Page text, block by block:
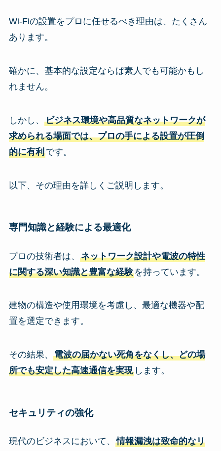
Wi-Fiの設置をプロに任せるべき理由は、たくさん
あります。
確かに、基本的な設定ならば素人でも可能かもし
れません。
しかし、 ビジネス環境や高品質なネットワークが
求められる場面では、プロの手による設置が圧倒
的に有利です。
以下、その理由を詳しくご説明します。
専門知識と経験による最適化
プロの技術者は、 ネットワーク設計や電波の特性
に関する深い知識と豊富な経験を持っています。
建物の構造や使用環境を考慮し、最適な機器や配
置を選定できます。
その結果、 電波の届かない死角をなくし、どの場
所でも安定した高速通信を実現します。
セキュリティの強化
現代のビジネスにおいて、 情報漏洩は致命的なリ